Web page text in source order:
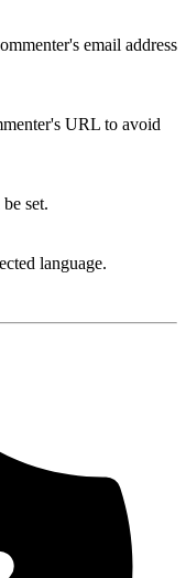
email address
URL to avoid
set.
language.